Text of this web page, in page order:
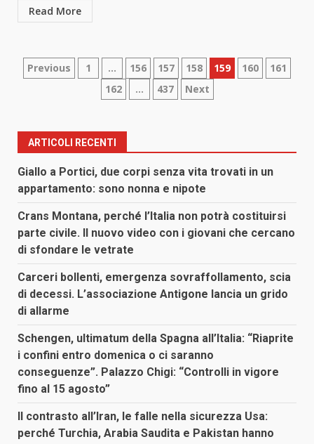
Read More
Paginazione
articoli
Previous 1 … 156 157 158 159 160
161
162
… 437 Next
ARTICOLI RECENTI
Giallo a Portici, due corpi senza vita trovati in un
appartamento: sono nonna e nipote
Crans Montana, perché l’Italia non potrà costituirsi
parte civile. Il nuovo video con i giovani che cercano
di sfondare le vetrate
Carceri bollenti, emergenza sovraffollamento, scia
di decessi. L’associazione Antigone lancia un grido
di allarme
Schengen, ultimatum della Spagna all’Italia: “Riaprite
i confini entro domenica o ci saranno
conseguenze”. Palazzo Chigi: “Controlli in vigore
fino al 15 agosto”
Il contrasto all’Iran, le falle nella sicurezza Usa:
perché Turchia, Arabia Saudita e Pakistan hanno